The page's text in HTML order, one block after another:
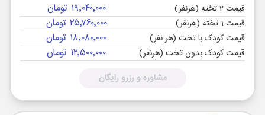
قیمت 2 تخته (هرنفر) ۱۹٬۰۴۰٬۰۰۰ تومان
قیمت 1 تخته (هرنفر) ۲۵٬۷۶۰٬۰۰۰ تومان
قیمت کودک با تخت (هر نفر) ۱۸٬۰۸۰٬۰۰۰ تومان
قیمت کودک بدون تخت (هرنفر) ۱۲٬۵۰۰٬۰۰۰ تومان
مشاوره و رزرو رایگان